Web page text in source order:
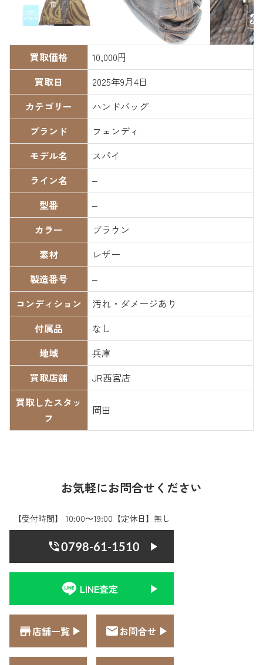
買取価格
10,000円
買取日
2025年9月4日
カテゴリー
ハンドバッグ
ブランド
フェンディ
モデル名
スパイ
ライン名
–
型番
–
カラー
ブラウン
素材
レザー
製造番号
–
コンディション
汚れ・ダメージあり
付属品
なし
地域
兵庫
買取店舗
JR西宮店
買取したスタッ
フ
岡田
お気軽にお問合せください
【受付時間】 10:00〜19:00【定休日】無し
0798-61-1510
LINE査定
店舗一覧 お問合せ